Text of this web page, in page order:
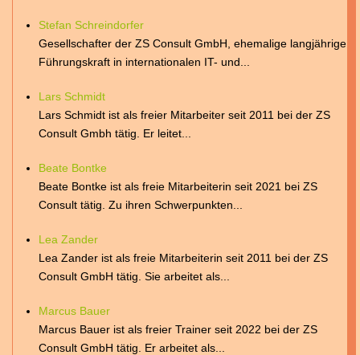
Stefan Schreindorfer
Gesellschafter der ZS Consult GmbH, ehemalige langjährige
Führungskraft in internationalen IT- und...
Lars Schmidt
Lars Schmidt ist als freier Mitarbeiter seit 2011 bei der ZS
Consult Gmbh tätig. Er leitet...
Beate Bontke
Beate Bontke ist als freie Mitarbeiterin seit 2021 bei ZS
Consult tätig. Zu ihren Schwerpunkten...
Lea Zander
Lea Zander ist als freie Mitarbeiterin seit 2011 bei der ZS
Consult GmbH tätig. Sie arbeitet als...
Marcus Bauer
Marcus Bauer ist als freier Trainer seit 2022 bei der ZS
Consult GmbH tätig. Er arbeitet als...